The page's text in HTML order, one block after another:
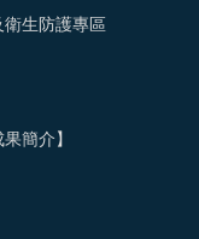
衛生防護專區
簡介】